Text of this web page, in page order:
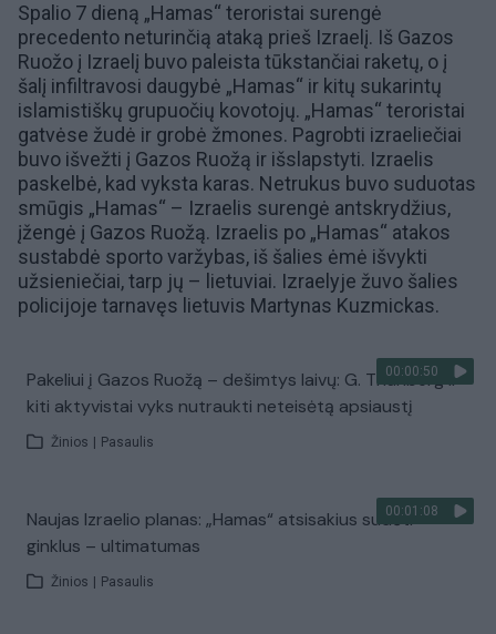
Spalio 7 dieną „Hamas“ teroristai surengė
precedento neturinčią ataką prieš Izraelį. Iš Gazos
Ruožo į Izraelį buvo paleista tūkstančiai raketų, o į
šalį infiltravosi daugybė „Hamas“ ir kitų sukarintų
islamistiškų grupuočių kovotojų. „Hamas“ teroristai
gatvėse žudė ir grobė žmones. Pagrobti izraeliečiai
buvo išvežti į Gazos Ruožą ir išslapstyti. Izraelis
paskelbė, kad vyksta karas. Netrukus buvo suduotas
smūgis „Hamas“ – Izraelis surengė antskrydžius,
įžengė į Gazos Ruožą. Izraelis po „Hamas“ atakos
sustabdė sporto varžybas, iš šalies ėmė išvykti
užsieniečiai,tarp jų – lietuviai. Izraelyje žuvo šalies
policijoje tarnavęs lietuvis Martynas Kuzmickas.
00:00:50
Pakeliui į Gazos Ruožą – dešimtys laivų: G. Thunberg ir
kiti aktyvistai vyks nutraukti neteisėtą apsiaustį
Žinios Pasaulis
00:01:08
Naujas Izraelio planas: „Hamas“ atsisakius sudėti
ginklus – ultimatumas
Žinios Pasaulis